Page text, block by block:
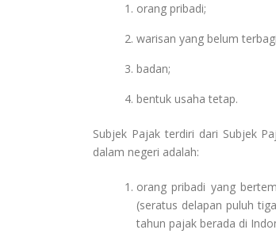
orang pribadi;
warisan yang belum
badan;
bentuk usaha tetap.
Subjek Pajak terdiri dari Subjek
dalam negeri adalah:
orang pribadi yang
(seratus delapan puluh
tahun pajak berada di